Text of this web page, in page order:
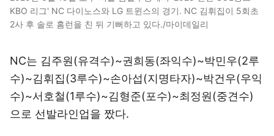
KBO 리그' NC 다이노스와 LG 트윈스의 경기. NC 김휘집이 5회초
2사 후 솔로 홈런을 친 뒤 기뻐하고 있다./마이데일리
NC는 김주원(유격수)~권희동(좌익수)~박민우(2루
수)~김휘집(3루수)~손아섭(지명타자)~박건우(우익
수)~서호철(1루수)~김형준(포수)~최정원(중견수)
으로 선발라인업을 짰다.